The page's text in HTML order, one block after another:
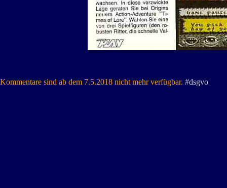
Kommentare sind ab dem 7.5.2018 nicht mehr verfügbar. #dsgvo